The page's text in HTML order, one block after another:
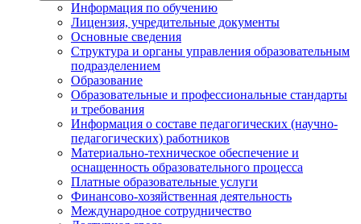
Информация по обучению
Лицензия, учредительные документы
Основные сведения
Структура и органы управления образовательным
подразделением
Образование
Образовательные и профессиональные стандарты
и требования
Информация о составе педагогических (научно-
педагогических) работников
Материально-техническое обеспечение и
оснащенность образовательного процесса
Платные образовательные услуги
Финансово-хозяйственная деятельность
Международное сотрудничество